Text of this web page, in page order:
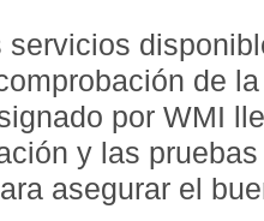
servicios
de
por WMI
y las
asegurar el